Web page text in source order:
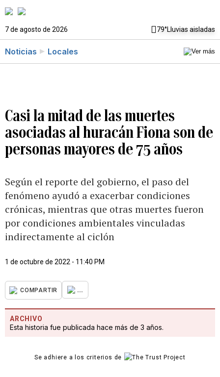
7 de agosto de 2026 79°Lluvias aisladas
Noticias Locales
Casi la mitad de las muertes
asociadas al huracán Fiona son de
personas mayores de 75 años
Según el reporte del gobierno, el paso del
fenómeno ayudó a exacerbar condiciones
crónicas, mientras que otras muertes fueron
por condiciones ambientales vinculadas
indirectamente al ciclón
1 de octubre de 2022 - 11:40 PM
COMPARTIR ...
ARCHIVO
Esta historia fue publicada hace más de 3 años.
Se adhiere a los criterios de